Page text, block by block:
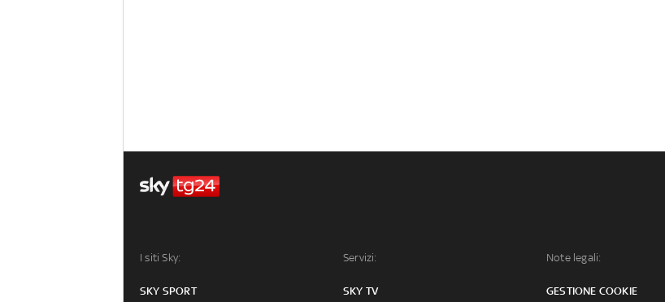
I siti Sky:
SKY SPORT
Servizi:
SKY TV
Note legali:
GESTIONE COOKIE